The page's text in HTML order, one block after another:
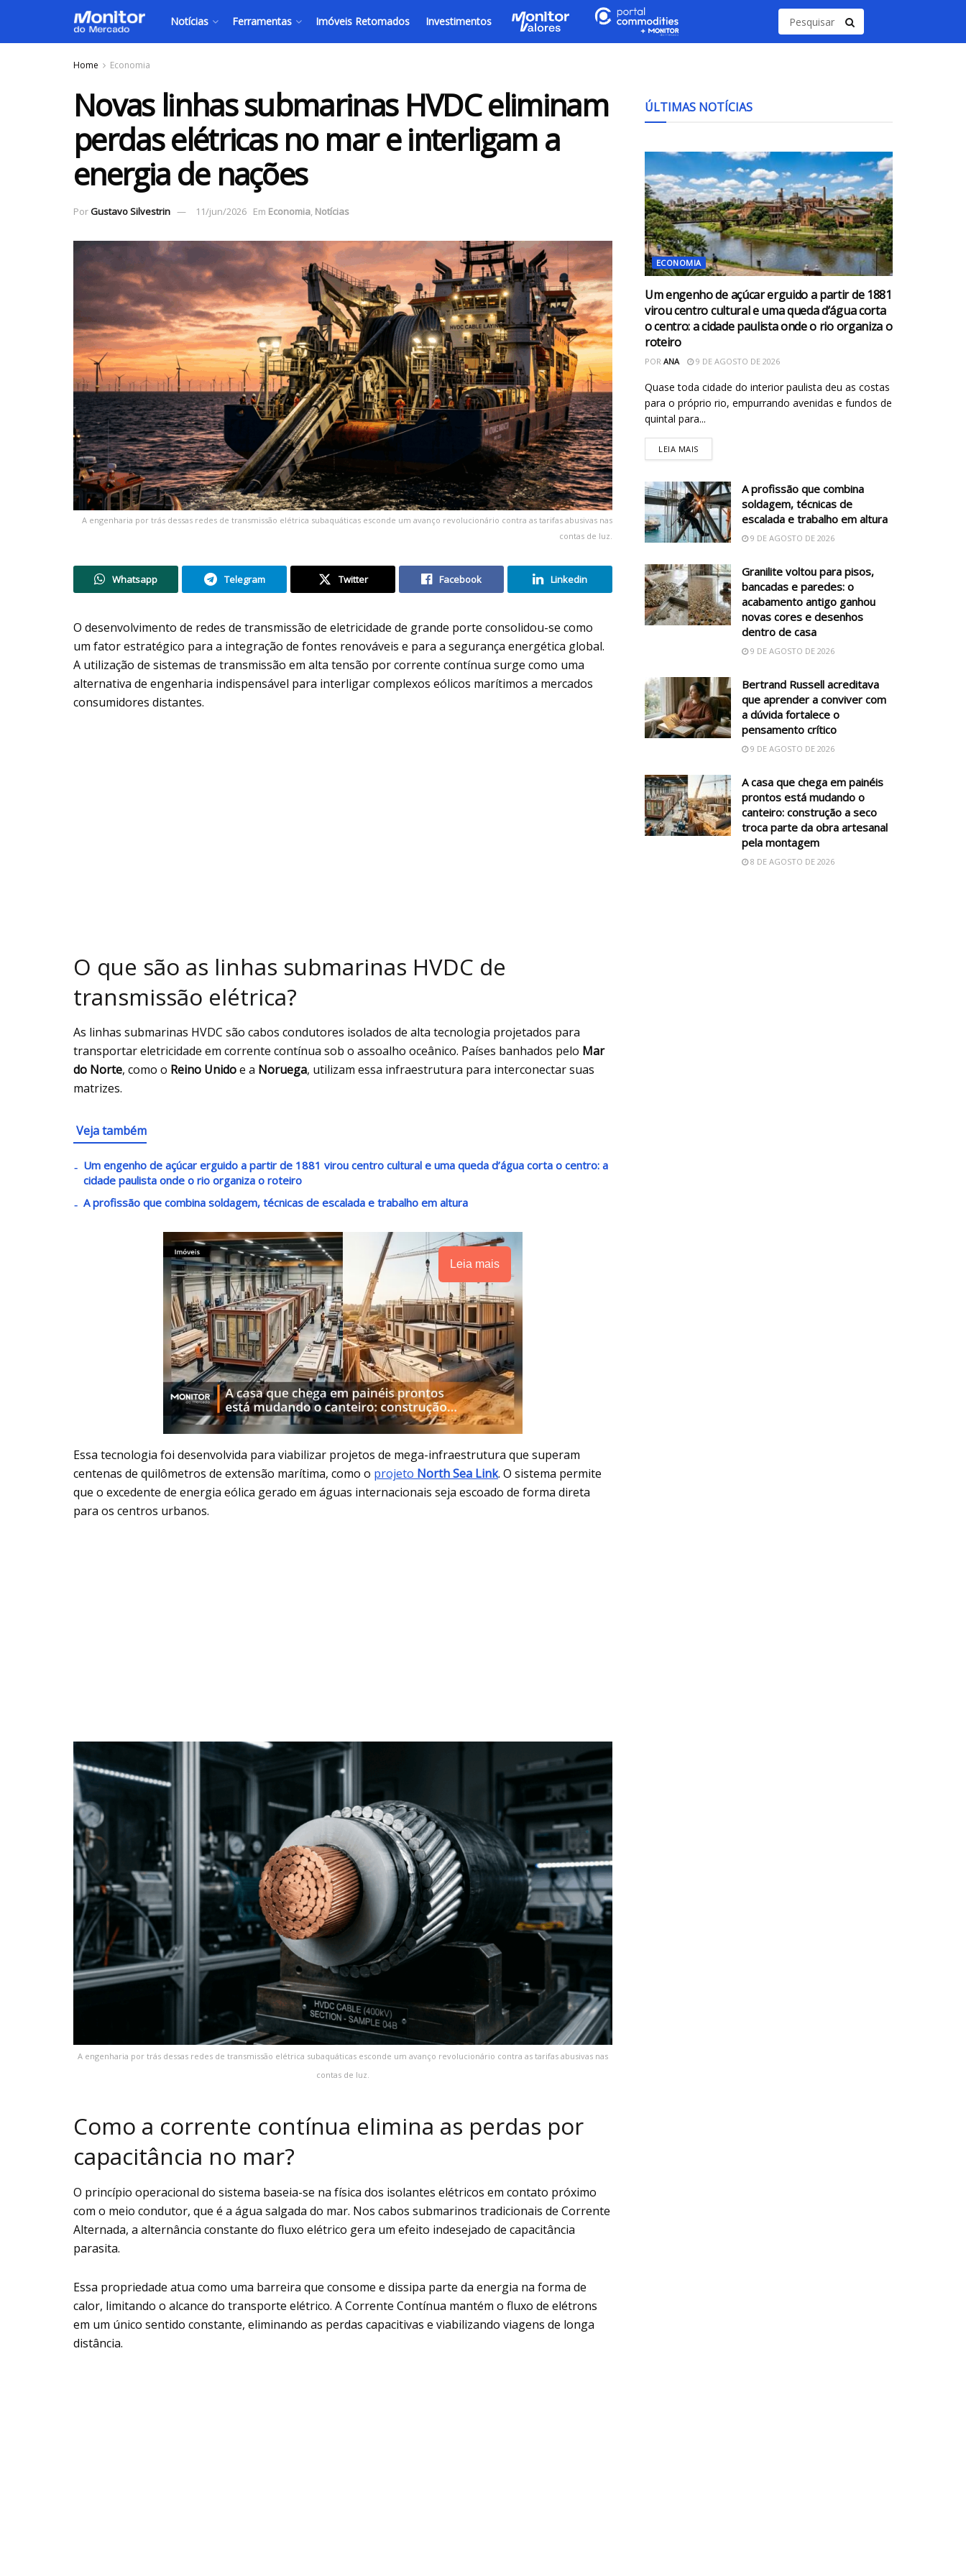
Notícias Ferramentas Imóveis Retomados Investimentos
Home Economia
Novas linhas submarinas HVDC eliminam
perdas elétricas no mar e interligam a
energia de nações
PorGustavo Silvestrin 11/jun/2026 Em Economia, Notícias
A engenharia por trás dessas redes de transmissão elétrica subaquáticas esconde um avanço revolucionário contra as tarifas abusivas nas
contas de luz.
Whatsapp Telegram Twitter Facebook Linkedin
O desenvolvimento de redes de transmissão de eletricidade de grande porte consolidou-se como
um fator estratégico para a integração de fontes renováveis e para a segurança energética global.
A utilização de sistemas de transmissão em alta tensão por corrente contínua surge como uma
alternativa de engenharia indispensável para interligar complexos eólicos marítimos a mercados
consumidores distantes.
O que são as linhas submarinas HVDC de
transmissão elétrica?
As linhas submarinas HVDC são cabos condutores isolados de alta tecnologia projetados para
transportar eletricidade em corrente contínua sob o assoalho oceânico. Países banhados pelo Mar
do Norte, como o Reino Unidoe a Noruega, utilizam essa infraestrutura para interconectar suas
matrizes.
Veja também
Um engenho de açúcar erguido a partir de 1881 virou centro cultural e uma queda d’água corta o centro: a
cidade paulista onde o rio organiza o roteiro
A profissão que combina soldagem, técnicas de escalada e trabalho em altura
Leia mais
Essa tecnologia foi desenvolvida para viabilizar projetos de mega-infraestrutura que superam
centenas de quilômetros de extensão marítima, como o projeto North Sea Link. O sistema permite
que o excedente de energia eólica gerado em águas internacionais seja escoado de forma direta
para os centros urbanos.
A engenharia por trás dessas redes de transmissão elétrica subaquáticas esconde um avanço revolucionário contra as tarifas abusivas nas
contas de luz.
Como a corrente contínua elimina as perdas por
capacitância no mar?
O princípio operacional do sistema baseia-se na física dos isolantes elétricos em contato próximo
com o meio condutor, que é a água salgada do mar. Nos cabos submarinos tradicionais de Corrente
Alternada, a alternância constante do fluxo elétrico gera um efeito indesejado de capacitância
parasita.
Essa propriedade atua como uma barreira que consome e dissipa parte da energia na forma de
calor, limitando o alcance do transporte elétrico. A Corrente Contínua mantém o fluxo de elétrons
em um único sentido constante, eliminando as perdas capacitivas e viabilizando viagens de longa
distância.
ÚLTIMAS NOTÍCIAS
ECONOMIA
Um engenho de açúcar erguido a partir de 1881
virou centro cultural e uma queda d’água corta
o centro: a cidade paulista onde o rio organiza o
roteiro
POR ANA 9 DE AGOSTO DE 2026
Quase toda cidade do interior paulista deu as costas
para o próprio rio, empurrando avenidas e fundos de
quintal para...
LEIA MAIS
A profissão que combina
soldagem, técnicas de
escalada e trabalho em altura
9 DE AGOSTO DE 2026
Granilite voltou para pisos,
bancadas e paredes: o
acabamento antigo ganhou
novas cores e desenhos
dentro de casa
9 DE AGOSTO DE 2026
Bertrand Russell acreditava
que aprender a conviver com
a dúvida fortalece o
pensamento crítico
9 DE AGOSTO DE 2026
A casa que chega em painéis
prontos está mudando o
canteiro: construção a seco
troca parte da obra artesanal
pela montagem
8 DE AGOSTO DE 2026